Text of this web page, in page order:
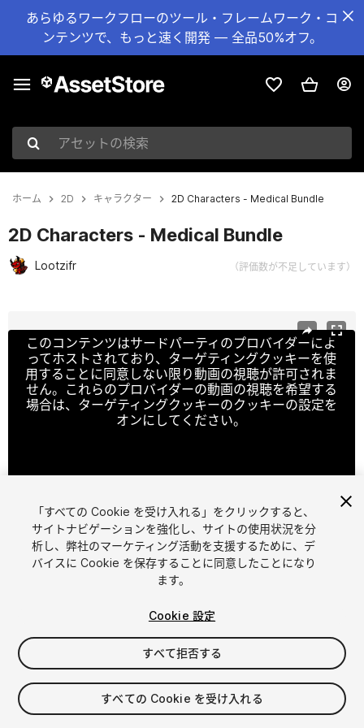
あらゆるワークフローのツール・フレームワーク・コ
ンテンツで、もっと速く開発 — 全品50%オフ。
アセットの検索
ホーム 2D キャラクター 2D Characters - Medical Bundle
2D Characters - Medical Bundle
Lootzifr （評価数が不足しています）
このコンテンツはサードパーティのプロバイダーによ
ってホストされており、ターゲティングクッキーを使
用することに同意しない限り動画の視聴が許可されま
せん。これらのプロバイダーの動画の視聴を希望する
場合は、ターゲティングクッキーのクッキーの設定を
オンにしてください。
1/ 11
$99.99
消費税は決済時に計算されます
「すべての Cookie を受け入れる」をクリックすると、
サイトナビゲーションを強化し、サイトの使用状況を分
析し、弊社のマーケティング活動を支援するために、デ
バイスに Cookie を保存することに同意したことになり
ます。
Cookie 設定
すべて拒否する
すべての Cookie を受け入れる